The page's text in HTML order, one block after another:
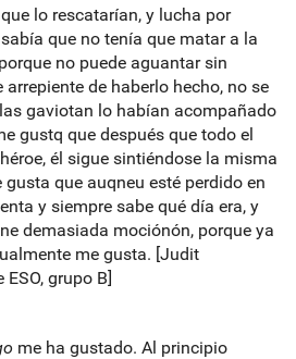
lo rescatarían, y lucha por
que no tenía que matar a la
no puede aguantar sin
arrepiente de haberlo hecho, no se
gaviotan lo habían acompañado
gustq que después que todo el
él sigue sintiéndose la misma
que auqneu esté perdido en
y siempre sabe qué día era, y
demasiada mociónón, porque ya
me gusta. [Judit
grupo B]
me ha gustado. Al principio